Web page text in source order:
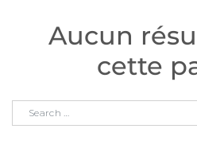
Aucun
cette
Search for: